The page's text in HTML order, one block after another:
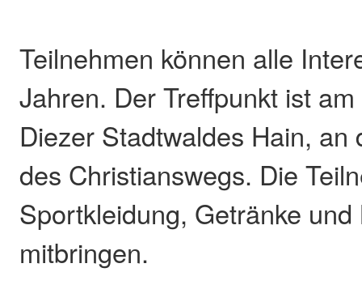
Teilnehmen können alle
Jahren. Der Treffpunkt ist
Diezer Stadtwaldes Hain, an
des Christianswegs. Die
Sportkleidung, Getränke und
mitbringen.